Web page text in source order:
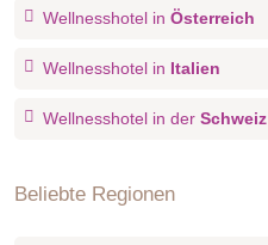
Wellnesshotel in Österreich
Wellnesshotel in Italien
Wellnesshotel in der Schweiz
Beliebte Regionen